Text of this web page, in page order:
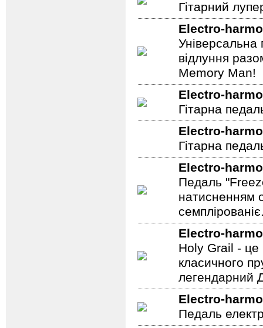
Гітарний
Electro-
Універсальна
відлуння
Memory Man!
Electro-
Гітарна
Electro-
Гітарна
Electro-
Педаль
натисненням
Electro-
Holy Grail - це
класичного
легендарний
Electro-
Педаль